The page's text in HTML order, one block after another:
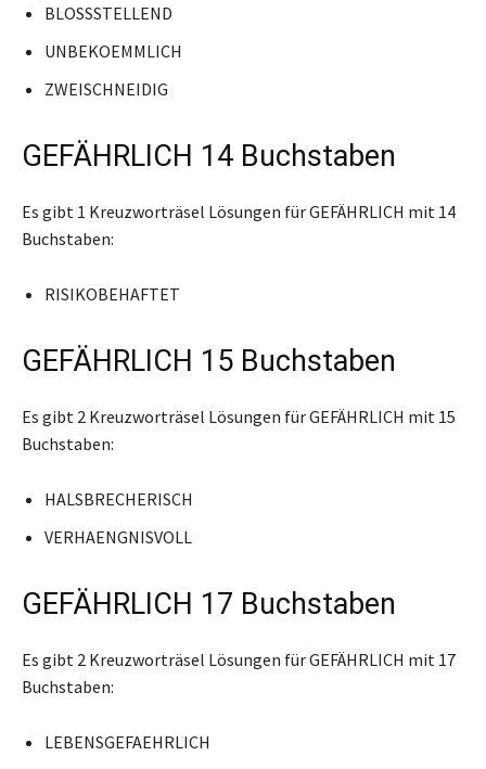
BLOSSSTELLEND
UNBEKOEMMLICH
ZWEISCHNEIDIG
GEFÄHRLICH 14 Buchstaben
Es gibt 1 Kreuzworträsel Lösungen für GEFÄHRLICH mit 14
Buchstaben:
RISIKOBEHAFTET
GEFÄHRLICH 15 Buchstaben
Es gibt 2 Kreuzworträsel Lösungen für GEFÄHRLICH mit 15
Buchstaben:
HALSBRECHERISCH
VERHAENGNISVOLL
GEFÄHRLICH 17 Buchstaben
Es gibt 2 Kreuzworträsel Lösungen für GEFÄHRLICH mit 17
Buchstaben:
LEBENSGEFAEHRLICH